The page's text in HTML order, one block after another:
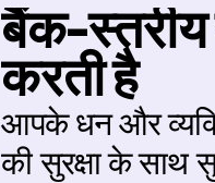
बैंक-स्तरीय
करती है
आपके धन और
की सुरक्षा के साथ